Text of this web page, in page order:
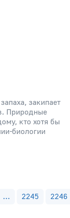
закипает
Природные
кто хотя бы
биологии
... 2245 2246